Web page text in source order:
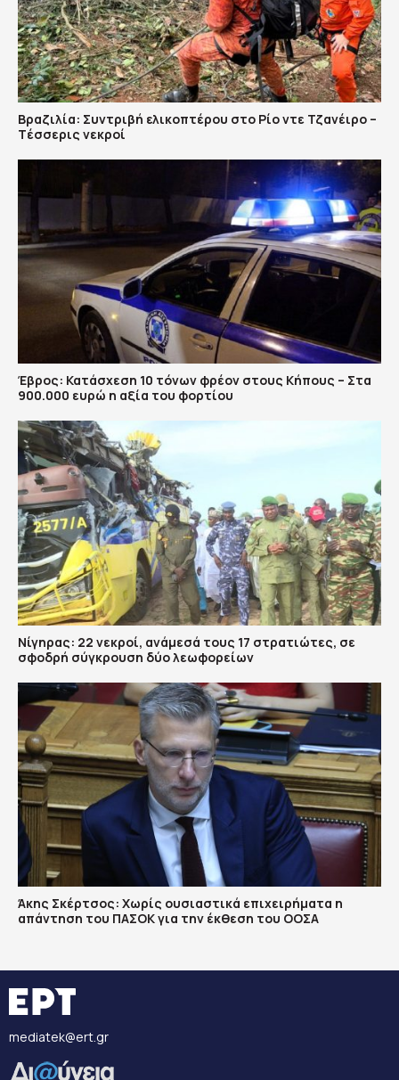
Βραζιλία: Συντριβή ελικοπτέρου στο Ρίο ντε Τζανέιρο –
Tέσσερις νεκροί
Έβρος: Κατάσχεση 10 τόνων φρέον στους Κήπους – Στα
900.000 ευρώ η αξία του φορτίου
Νίγηρας: 22 νεκροί, ανάμεσά τους 17 στρατιώτες, σε
σφοδρή σύγκρουση δύο λεωφορείων
Άκης Σκέρτσος: Χωρίς ουσιαστικά επιχειρήματα η
απάντηση του ΠΑΣΟΚ για την έκθεση του ΟΟΣΑ
mediatek@ert.gr